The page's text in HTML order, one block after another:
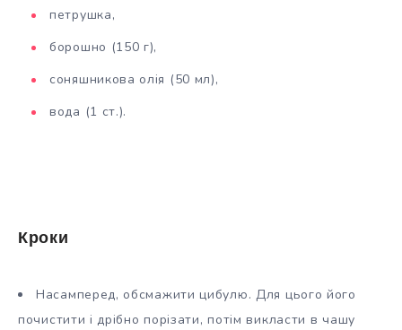
петрушка,
борошно (150 г),
соняшникова олія (50 мл),
вода (1 ст.).
Кроки
Насамперед, обсмажити цибулю. Для цього його
почистити і дрібно порізати, потім викласти в чашу